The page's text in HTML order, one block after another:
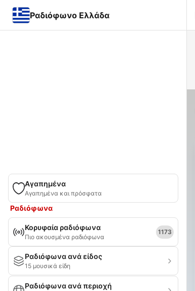
Ραδιόφωνο Ελλάδα
Αγαπημένα
Αγαπημένα και πρόσφατα
Ραδιόφωνα
Κορυφαία ραδιόφωνα
Πιο ακουσμένα ραδιόφωνα
1173
Ραδιόφωνα ανά είδος
15 μουσικά είδη
Ραδιόφωνα ανά περιοχή